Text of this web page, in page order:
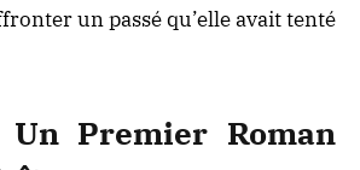
un passé qu’elle avait tenté
Un Premier Roman